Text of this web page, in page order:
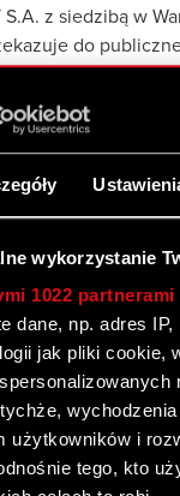
wykorzystanie
1022 partnerami
dane, np. adres
jak pliki cookie,
użytkowników i
tego, kto
S.A. z siedzibą w
do
dalej
2022 ESPI
nr 21/
stanu
pkt 1 Ustawy o
pakietu
S.A. z siedzibą w